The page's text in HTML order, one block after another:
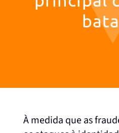
À medida que as